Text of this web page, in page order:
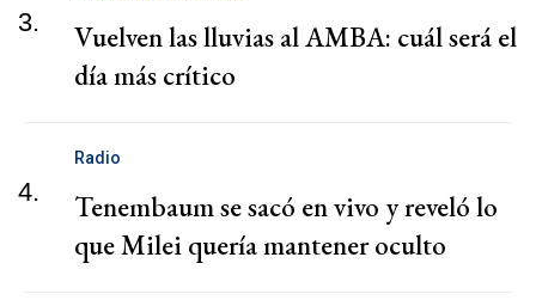
3.
Vuelven las lluvias al AMBA: cuál será el
día más crítico
4.
Radio
Tenembaum se sacó en vivo y reveló lo
que Milei quería mantener oculto